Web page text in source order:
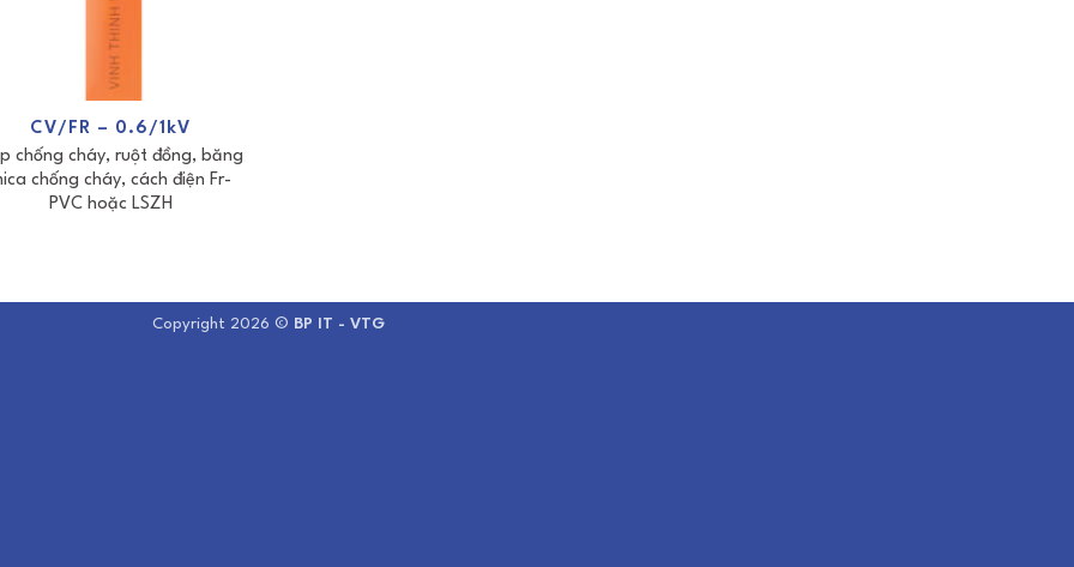
CV/FR – 0.6/1kV
chống cháy, ruột đồng, băng
chống cháy, cách điện Fr-
PVC hoặc LSZH
Copyright 2026 © BP IT - VTG